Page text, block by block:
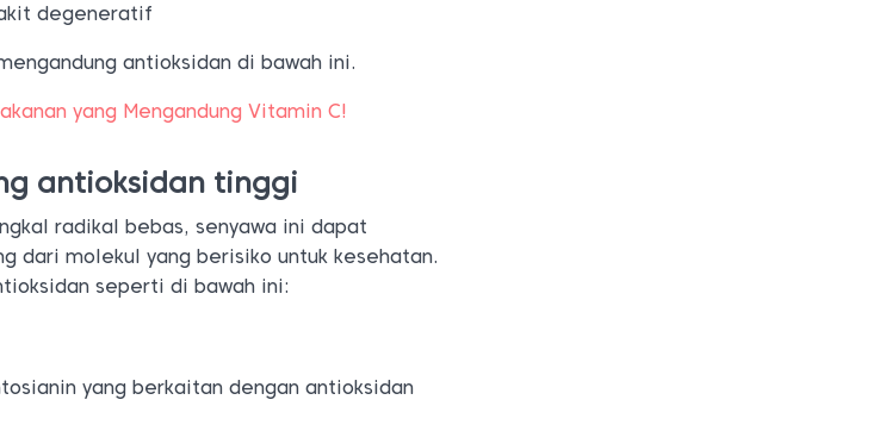
degeneratif
antioksidan di bawah ini.
yang Mengandung Vitamin C!
antioksidan tinggi
radikal bebas, senyawa ini dapat
dari molekul yang berisiko untuk kesehatan.
seperti di bawah ini:
yang berkaitan dengan antioksidan